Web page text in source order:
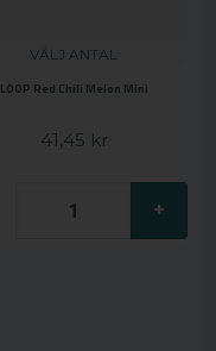
VÄLJ ANTAL
LOOP Red Chili Melon Mini
41,45 kr
+